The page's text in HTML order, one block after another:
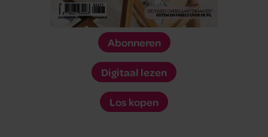
Abonneren
Digitaal lezen
Los kopen